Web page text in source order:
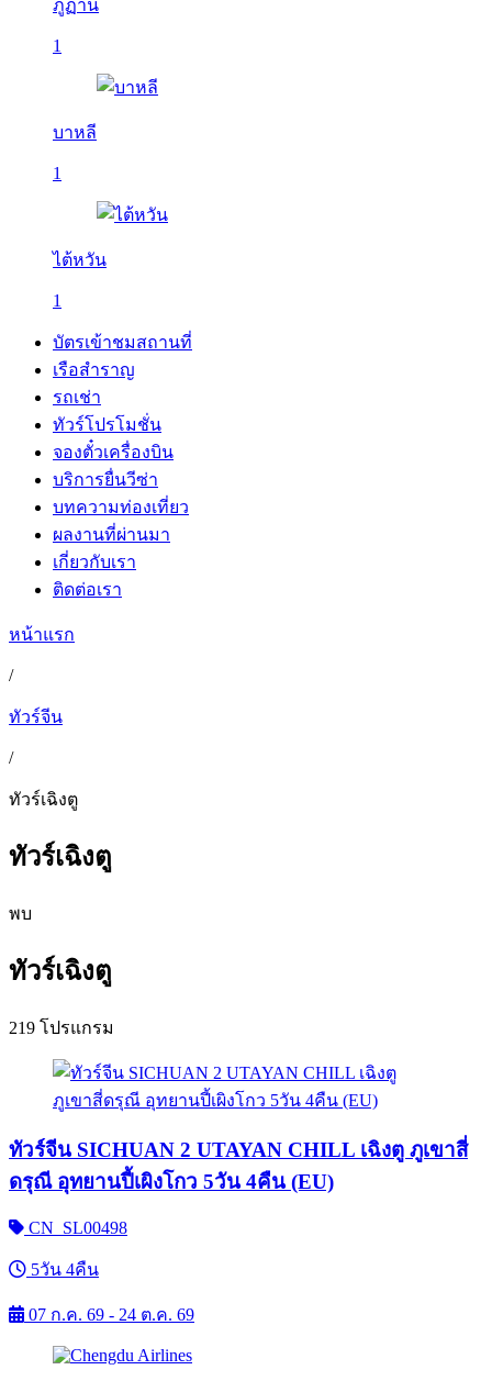
ภูฏาน
1
บาหลี
1
ไต้หวัน
1
บัตรเข้าชมสถานที่
เรือสำราญ
รถเช่า
ทัวร์โปรโมชั่น
จองตั๋วเครื่องบิน
บริการยื่นวีซ่า
บทความท่องเที่ยว
ผลงานที่ผ่านมา
เกี่ยวกับเรา
ติดต่อเรา
หน้าแรก
/
ทัวร์จีน
/
ทัวร์เฉิงตู
ทัวร์เฉิงตู
พบ
ทัวร์เฉิงตู
219 โปรแกรม
ทัวร์จีน SICHUAN 2 UTAYAN CHILL เฉิงตู ภูเขาสี่
ดรุณี อุทยานปี้เผิงโกว 5วัน 4คืน (EU)
CN_SL00498
5วัน 4คืน
07 ก.ค. 69 - 24 ต.ค. 69